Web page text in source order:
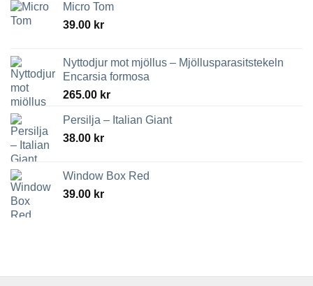
Micro Tom
39.00 kr
Nyttodjur mot mjöllus – Mjöllusparasitstekeln
Encarsia formosa
265.00 kr
Persilja – Italian Giant
38.00 kr
Window Box Red
39.00 kr